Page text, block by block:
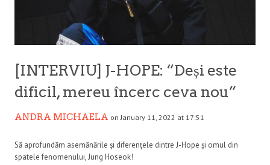
[INTERVIU] J-HOPE: “Deși este
dificil, mereu încerc ceva nou”
ANDRA MICHAELA on January 11, 2022 at 17:51
Să aprofundăm asemănările și diferențele dintre J-Hope și omul din
spatele fenomenului, Jung Hoseok!